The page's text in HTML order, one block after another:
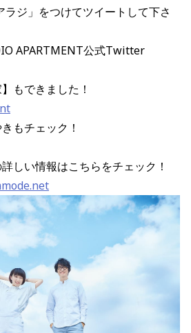
ジ」をつけてツイートして下さ
APARTMENT公式Twitter
もできました！
もチェック！
しい情報はこちらをチェック！